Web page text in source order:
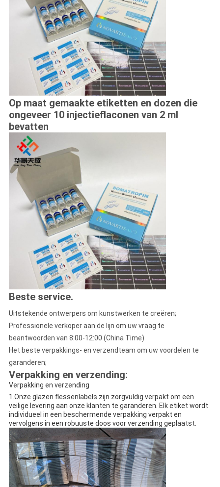
Op maat gemaakte etiketten en dozen die
ongeveer 10 injectieflaconen van 2 ml
bevatten
Beste service.
Uitstekende ontwerpers om kunstwerken te creëren;
Professionele verkoper aan de lijn om uw vraag te
beantwoorden van 8:00-12:00 (China Time)
Het beste verpakkings- en verzendteam om uw voordelen te
garanderen;
Verpakking en verzending:
Verpakking en verzending
1.Onze glazen flessenlabels zijn zorgvuldig verpakt om een
veilige levering aan onze klanten te garanderen. Elk etiket wordt
individueel in een beschermende verpakking verpakt en
vervolgens in een robuuste doos voor verzending geplaatst.